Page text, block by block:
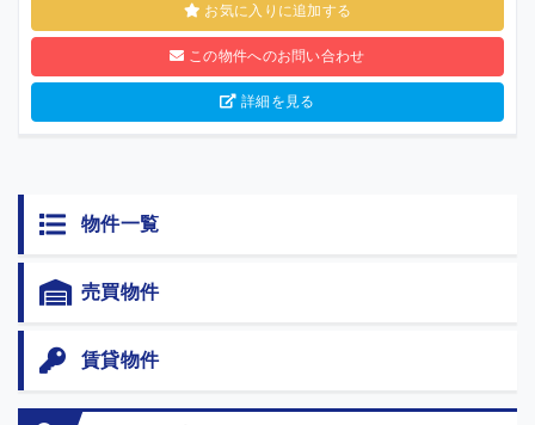
お気に入りに追加する
この物件へのお問い合わせ
詳細を見る
物件一覧
売買物件
賃貸物件